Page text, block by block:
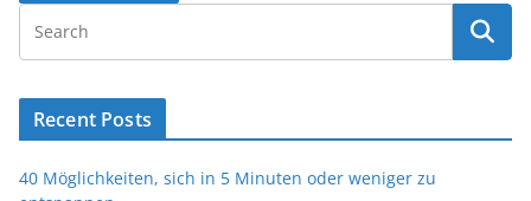
Recent Posts
40 Möglichkeiten, sich in 5 Minuten oder weniger zu